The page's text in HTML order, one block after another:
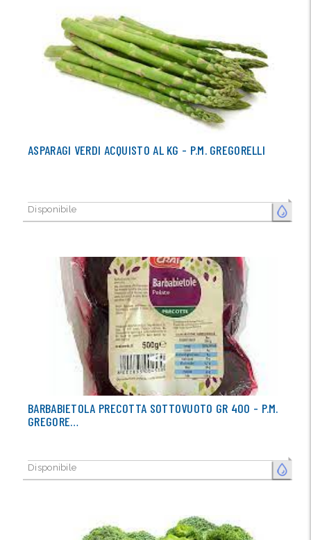
FRESCO
ASPARAGI VERDI ACQUISTO AL KG - P.M. GREGORELLI
Disponibile
FRESCO
BARBABIETOLA PRECOTTA SOTTOVUOTO GR 400 - P.M.
GREGORE…
Disponibile